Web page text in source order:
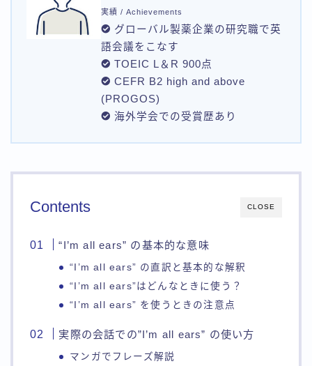
実績 / Achievements
グローバル製薬企業の研究職で英
語会議をこなす
TOEIC L＆R 900点
CEFR B2 high and above
(PROGOS)
海外学会での受賞歴あり
CLOSE
Contents
“I’m all ears” の基本的な意味
“I’m all ears” の直訳と基本的な解釈
“I’m all ears”はどんなときに使う？
“I’m all ears” を使うときの注意点
実際の会話での”I’m all ears” の使い方
マンガでフレーズ解説